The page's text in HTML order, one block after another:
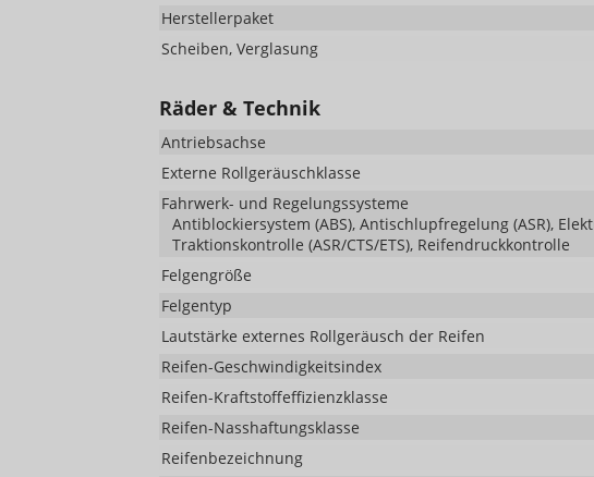
Herstellerpaket
Scheiben, Verglasung
Räder & Technik
Antriebsachse
Externe Rollgeräuschklasse
Fahrwerk- und Regelungssysteme
Antiblockiersystem (ABS), Antischlupfregelung (ASR),
Traktionskontrolle (ASR/CTS/ETS), Reifendruckkontrolle
Felgengröße
Felgentyp
Lautstärke externes Rollgeräusch der Reifen
Reifen-Geschwindigkeitsindex
Reifen-Kraftstoffeffizienzklasse
Reifen-Nasshaftungsklasse
Reifenbezeichnung